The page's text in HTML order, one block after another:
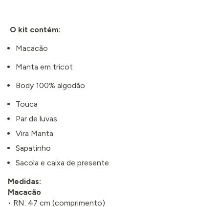
O kit contém:
Macacão
Manta em tricot
Body 100% algodão
Touca
Par de luvas
Vira Manta
Sapatinho
Sacola e caixa de presente
Medidas:
Macacão
• RN: 47 cm (comprimento)